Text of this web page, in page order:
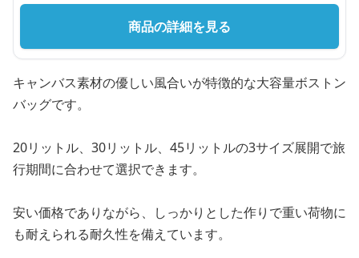
商品の詳細を見る
キャンバス素材の優しい風合いが特徴的な大容量ボストン
バッグです。
20リットル、30リットル、45リットルの3サイズ展開で旅
行期間に合わせて選択できます。
安い価格でありながら、しっかりとした作りで重い荷物に
も耐えられる耐久性を備えています。